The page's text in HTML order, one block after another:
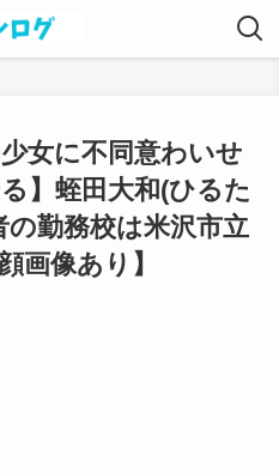
少女に不同意わいせ
】蛭田大和(ひるた
勤務校は米沢市立
画像あり】